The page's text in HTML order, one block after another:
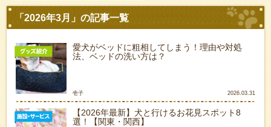
愛犬がベッドに粗相してしまう！理由や対処
法、ベッドの洗い方は？
壱子 2026.03.31
【2026年最新】犬と行けるお花見スポット8
選！【関東・関西】